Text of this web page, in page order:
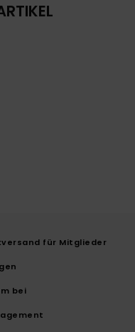
für Mitglieder
bei